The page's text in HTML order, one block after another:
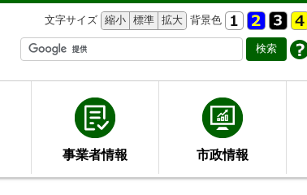
文字サイズ 縮小 標準 拡大 背景色
事業者情報 市政情報